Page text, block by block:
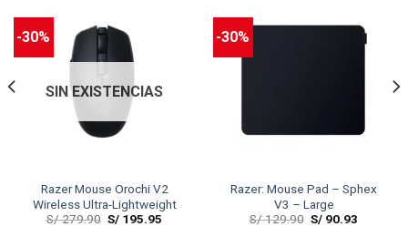
-30%
SIN EXISTENCIAS
Razer Mouse Orochi V2
Wireless Ultra-Lightweight
S/279.90 S/ 195.95
-30%
Razer: Mouse Pad – Sphex
V3 – Large
S/129.90 S/ 90.93